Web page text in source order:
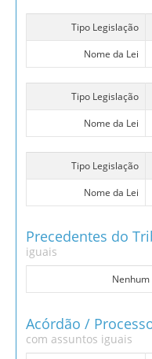
Tipo Legislação
Nome da Lei
Tipo Legislação
Nome da Lei
Tipo Legislação
Nome da Lei
Precedentes do
iguais
Acórdão /
com assuntos iguais